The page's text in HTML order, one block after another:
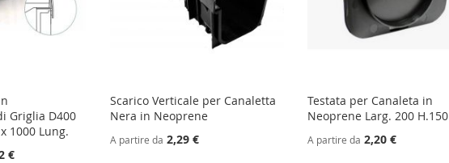
Griglia D400
1000 Lung.
€
Scarico Verticale per Canaletta
Nera in Neoprene
A partire da 2,29 €
Testata per Canaleta in
Neoprene Larg. 200 H.150
A partire da 2,20 €